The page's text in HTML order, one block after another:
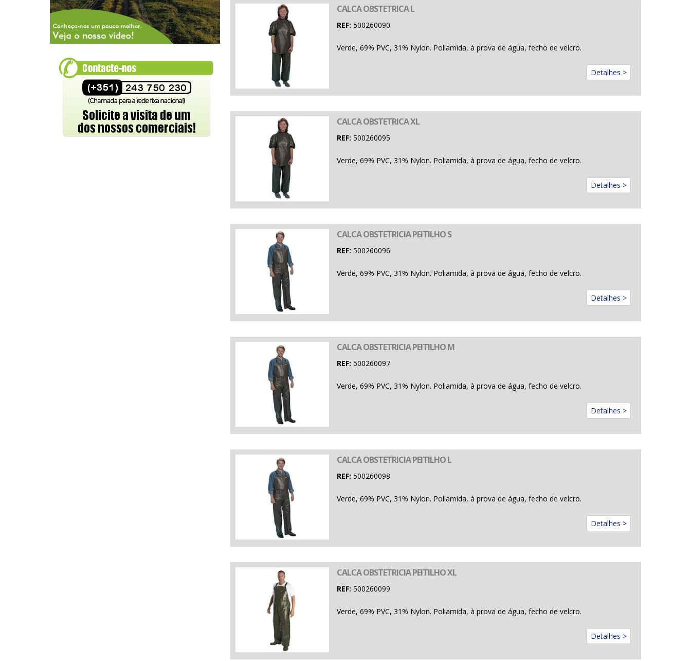
CALCA OBSTETRICA L
REF: 500260090
Verde, 69% PVC, 31% Nylon. Poliamida, à prova de água, fecho de velcro.
Detalhes >
CALCA OBSTETRICA XL
REF: 500260095
Verde, 69% PVC, 31% Nylon. Poliamida, à prova de água, fecho de velcro.
Detalhes >
CALCA OBSTETRICIA PEITILHO S
REF: 500260096
Verde, 69% PVC, 31% Nylon. Poliamida, à prova de água, fecho de velcro.
Detalhes >
CALCA OBSTETRICIA PEITILHO M
REF: 500260097
Verde, 69% PVC, 31% Nylon. Poliamida, à prova de água, fecho de velcro.
Detalhes >
CALCA OBSTETRICIA PEITILHO L
REF: 500260098
Verde, 69% PVC, 31% Nylon. Poliamida, à prova de água, fecho de velcro.
Detalhes >
CALCA OBSTETRICIA PEITILHO XL
REF: 500260099
Verde, 69% PVC, 31% Nylon. Poliamida, à prova de água, fecho de velcro.
Detalhes >